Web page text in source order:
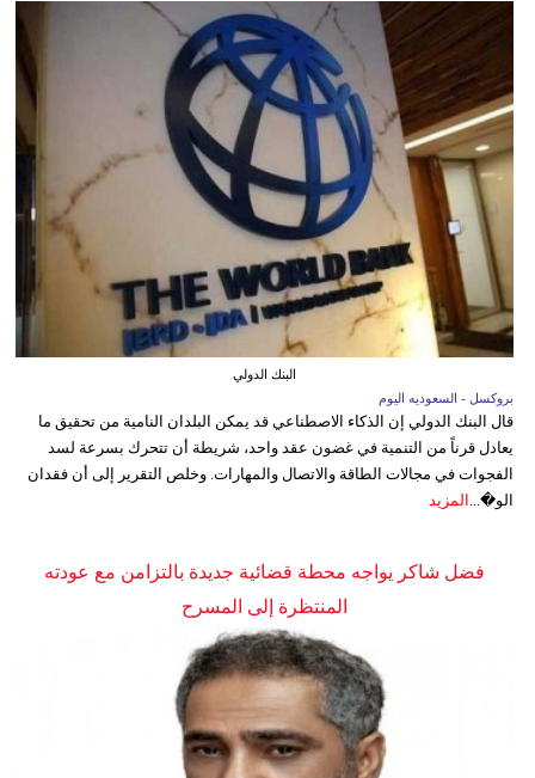
البنك الدولي
بروكسل - السعوديه اليوم
قال البنك الدولي إن الذكاء الاصطناعي قد يمكن البلدان النامية من تحقيق ما
يعادل قرناً من التنمية في غضون عقد واحد، شريطة أن تتحرك بسرعة لسد
الفجوات في مجالات الطاقة والاتصال والمهارات. وخلص التقرير إلى أن فقدان
الو�...
المزيد
فضل شاكر يواجه محطة قضائية جديدة بالتزامن مع عودته
المنتظرة إلى المسرح